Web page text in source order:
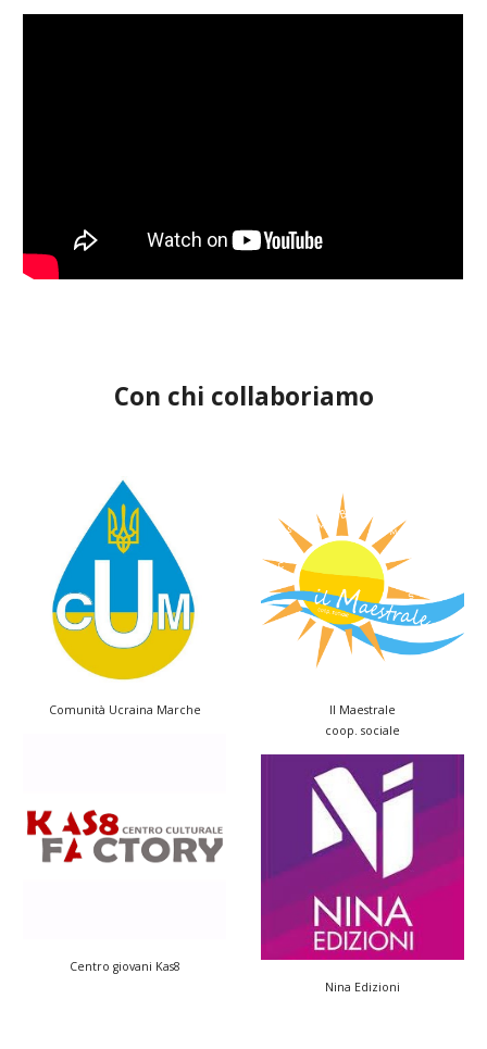
Con chi collaboriamo
Comunità Ucraina Marche
Centro giovani Kas8
Il Maestrale
coop. sociale
Nina Edizioni